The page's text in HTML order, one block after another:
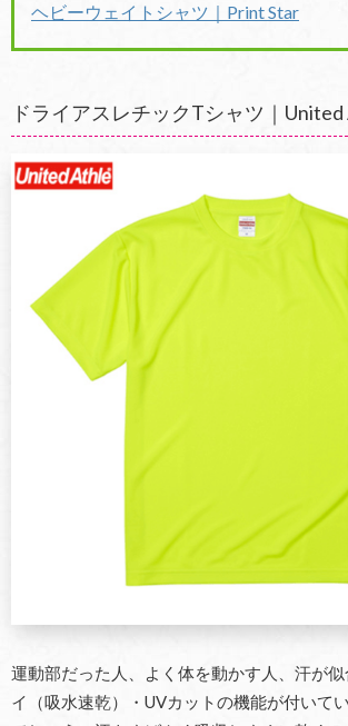
ヘビーウェイトシャツ｜Print Star
ドライアスレチックTシャツ｜
運動部だった人、よく体を動かす人、汗が
イ（吸水速乾）・UVカットの機能が付いて